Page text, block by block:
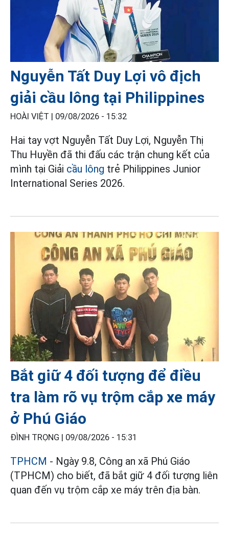
Nguyễn Tất Duy Lợi vô địch
giải cầu lông tại Philippines
HOÀI VIỆT | 09/08/2026 - 15:32
Hai tay vợt Nguyễn Tất Duy Lợi, Nguyễn Thị
Thu Huyền đã thi đấu các trận chung kết của
mình tại Giải cầu lông trẻ Philippines Junior
International Series 2026.
Bắt giữ 4 đối tượng để điều
tra làm rõ vụ trộm cắp xe máy
ở Phú Giáo
ĐÌNH TRỌNG | 09/08/2026 - 15:31
TPHCM - Ngày 9.8, Công an xã Phú Giáo
(TPHCM) cho biết, đã bắt giữ 4 đối tượng liên
quan đến vụ trộm cắp xe máy trên địa bàn.